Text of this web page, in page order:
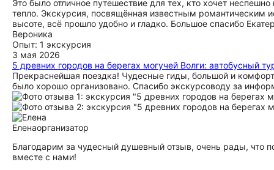
Это было отличное путешествие для тех, кто хочет
тепло. Экскурсия, посвящённая известным романтическим
высоте, всё прошло удобно и гладко. Большое спасибо
Вероника
Опыт: 1 экскурсия
3 мая 2026
5 древних городов на берегах могучей Волги: автобусный
Прекраснейшая поездка! Чудесные гиды, большой и
было хорошо организовано. Спасибо экскурсоводу за
Еленаорганизатор
Благодарим за чудесный душевный отзыв, очень рады, что
вместе с нами!